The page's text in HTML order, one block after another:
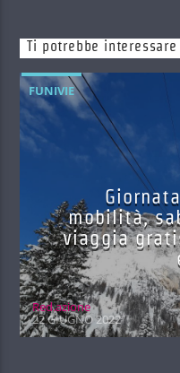
Ti potrebbe interessare
FUNIVIE
mobilità,
viaggia
Red.azione
22 GIUGNO 2022